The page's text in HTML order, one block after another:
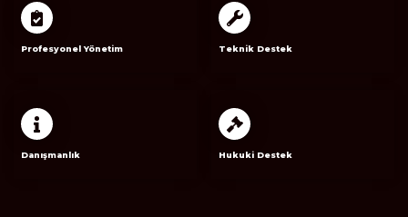
Profesyonel Yönetim Teknik Destek
Danışmanlık Hukuki Destek